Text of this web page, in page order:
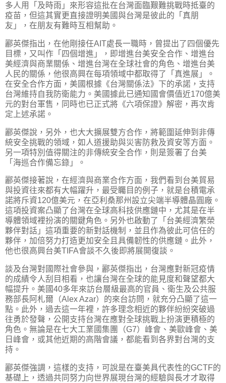
多人用「及時雨」來形容這批在台灣面臨艱難挑戰時抵臺的
疫苗，但這其實更直接證明美國與台灣是彼此的「真朋
友」，在朋友有難時互相幫助。
酈英傑指出，在他剛接任AIT處長一職時，曾提出了四個優先
目標，又叫作「四個增進」，即增進台美安全合作、增進台
美經濟與商業關係、增進台灣在全球社會的角色、增進台美
人民的關係，他很高興在每項領域中都取得了「真進展」。
在安全合作方面，美國根據《台灣關係法》下的承諾，支持
台灣維持自我防衛能力。美國據此已通知國會價值近170億美
元的對台軍售，同時也已正式將《六項保證》解密，再次肯
定上述承諾。
酈英傑說，另外，也大大擴展雙方合作，將範圍延伸到非傳
統安全挑戰的領域，如人道援助與災害防救及資安等方面。
另一項特別值得關注的非傳統安全合作，則是簽署了台美
「海巡合作備忘錄」。
酈英傑接著說，在經濟與商業合作方面，我們看到台美貿易
與投資往來都有大幅躍升，最受矚目的例子，就是台積電承
諾將斥資120億美元，在亞利桑那州設立尖端半導體晶圓廠。
這項投資案凸顯了台灣在全球高科技供應鏈中，尤其是在半
導體領域裡扮演的關鍵角色。另外也啟動了「台美經濟繁榮
夥伴對話」這項重要的新對話機制，並且作為彼此可信任的
夥伴，加倍努力打造更加安全且具備韌性的供應鏈。此外，
他也很高興台美TIFA會談不久後即將展開復談。
談及台灣對國際社會參與，酈英傑指出，台灣應對新冠疫情
的成績令人刮目相看，也讓台灣在全球的能見度和聲望都大
幅提升。美國40多年來訪台層級最高的官員、衛生及公共服
務部長阿札爾（Alex Azar）的來台訪問，就充分凸顯了這一
點。此外，過去這一年裡，許多理念相近的夥伴紛紛突破過
往勇於發聲，公開支持台灣在應對全球挑戰上扮演更積極的
角色。無論是在七大工業國集團（G7）峰會、美歐峰會、美
日峰會，或其他近期的高階會議，都能看到各界對台灣的支
持。
酈英傑強調，這樣的支持，可說是在臺美具代表性的GCTF的
基礎上，透過共同努力向世界展現台灣的經驗與長才才取得